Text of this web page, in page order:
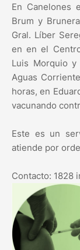
En Canelones
Brum y
Gral. Líber
en en el
Luis Morquio
Aguas
horas, en
vacunando
Este es un
atiende por
Contacto: 1828